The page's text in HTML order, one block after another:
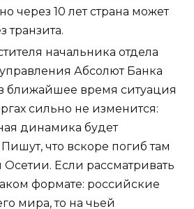
через 10 лет страна может
транзита.
начальника отдела
Абсолют Банка
ближайшее время ситуация
сильно не изменится:
динамика будет
что вскоре погиб там
Если рассматривать
формате: российские
мира, то на чьей